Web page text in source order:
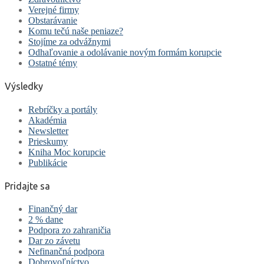
Verejné firmy
Obstarávanie
Komu tečú naše peniaze?
Stojíme za odvážnymi
Odhaľovanie a odolávanie novým formám korupcie
Ostatné témy
Výsledky
Rebríčky a portály
Akadémia
Newsletter
Prieskumy
Kniha Moc korupcie
Publikácie
Pridajte sa
Finančný dar
2 % dane
Podpora zo zahraničia
Dar zo závetu
Nefinančná podpora